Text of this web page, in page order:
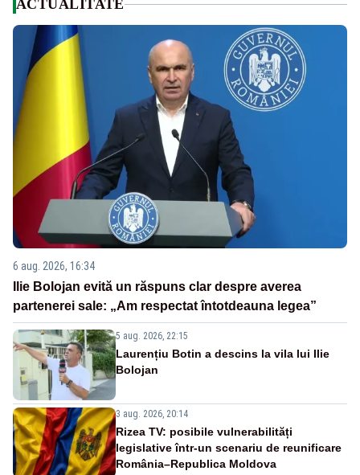
ACTUALITATE
6 aug. 2026, 16:34
Ilie Bolojan evită un răspuns clar despre averea
partenerei sale: „Am respectat întotdeauna legea”
5 aug. 2026, 22:15
Laurențiu Botin a descins la vila lui Ilie
Bolojan
3 aug. 2026, 20:14
Rizea TV: posibile vulnerabilități
legislative într-un scenariu de reunificare
România–Republica Moldova